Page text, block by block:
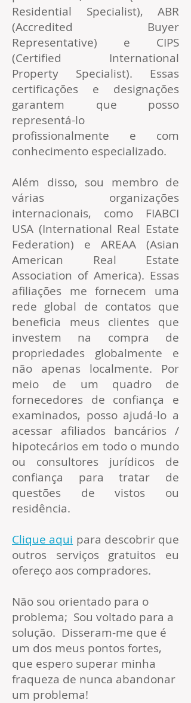
Residential Specialist), ABR
(Accredited Buyer
Representative) e CIPS
(Certified International
Property Specialist). Essas
certificações e designações
garantem que posso
representá-lo
profissionalmente e com
conhecimento especializado.
Além disso, sou membro de
várias organizações
internacionais, como FIABCI
USA (International Real Estate
Federation) e AREAA (Asian
American Real Estate
Association of America). Essas
afiliações me fornecem uma
rede global de contatos que
beneficia meus clientes que
investem na compra de
propriedades globalmente e
não apenas localmente. Por
meio de um quadro de
fornecedores de confiança e
examinados, posso ajudá-lo a
acessar afiliados bancários /
hipotecários em todo o mundo
ou consultores jurídicos de
confiança para tratar de
questões de vistos ou
residência.
Clique aqui para descobrir que
outros serviços gratuitos eu
ofereço aos compradores.
Não sou orientado para o
problema; Sou voltado para a
solução. Disseram-me que é
um dos meus pontos fortes,
que espero superar minha
fraqueza de nunca abandonar
um problema!